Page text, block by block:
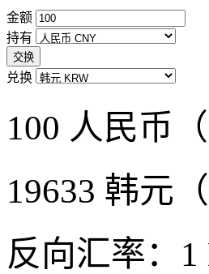
金额
持有
交换
兑换
100 人民币
19633 韩元
反向汇率：